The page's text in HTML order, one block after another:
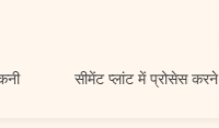
सीमेंट प्लांट में प्रोसेस करने वाले पंखे